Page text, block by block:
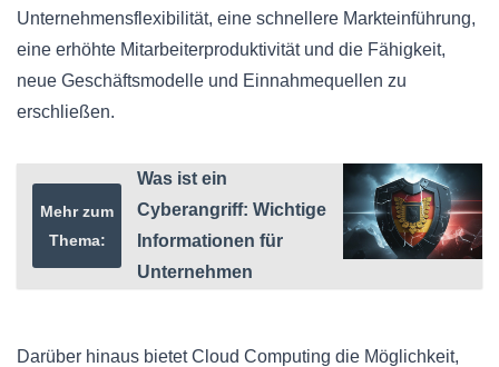
Unternehmensflexibilität, eine schnellere Markteinführung,
eine erhöhte Mitarbeiterproduktivität und die Fähigkeit,
neue Geschäftsmodelle und Einnahmequellen zu
erschließen.
Mehr zum
Thema:
Was ist ein
Cyberangriff: Wichtige
Informationen für
Unternehmen
Darüber hinaus bietet Cloud Computing die Möglichkeit,